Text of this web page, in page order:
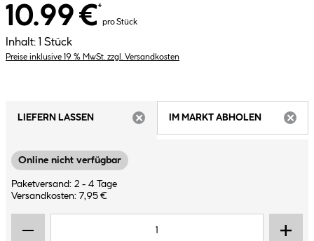
10.99 €*
pro Stück
Inhalt: 1 Stück
Preise inklusive 19 % MwSt. zzgl. Versandkosten
LIEFERN LASSEN
IM MARKT ABHOLEN
Online nicht verfügbar
Paketversand: 2 - 4 Tage
Versandkosten: 7,95 €